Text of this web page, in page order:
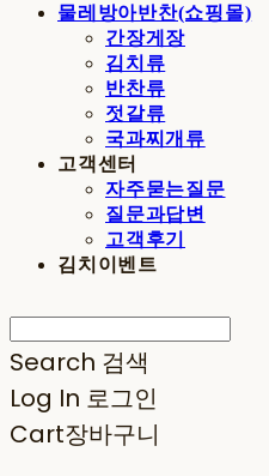
물레방아반찬(쇼핑몰)
간장게장
김치류
반찬류
젓갈류
국과찌개류
고객센터
자주묻는질문
질문과답변
고객후기
김치이벤트
Search 검색
Log In 로그인
Cart장바구니